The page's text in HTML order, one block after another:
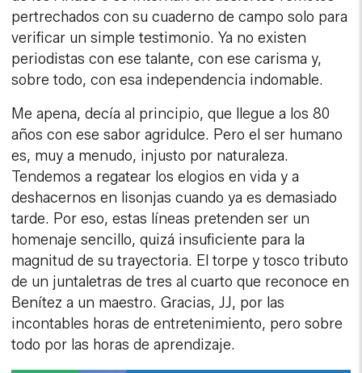
pertrechados con su cuaderno de campo solo para
verificar un simple testimonio. Ya no existen
periodistas con ese talante, con ese carisma y,
sobre todo, con esa independencia indomable.
Me apena, decía al principio, que llegue a los 80
años con ese sabor agridulce. Pero el ser humano
es, muy a menudo, injusto por naturaleza.
Tendemos a regatear los elogios en vida y a
deshacernos en lisonjas cuando ya es demasiado
tarde. Por eso, estas líneas pretenden ser un
homenaje sencillo, quizá insuficiente para la
magnitud de su trayectoria. El torpe y tosco tributo
de un juntaletras de tres al cuarto que reconoce en
Benítez a un maestro. Gracias, JJ, por las
incontables horas de entretenimiento, pero sobre
todo por las horas de aprendizaje.